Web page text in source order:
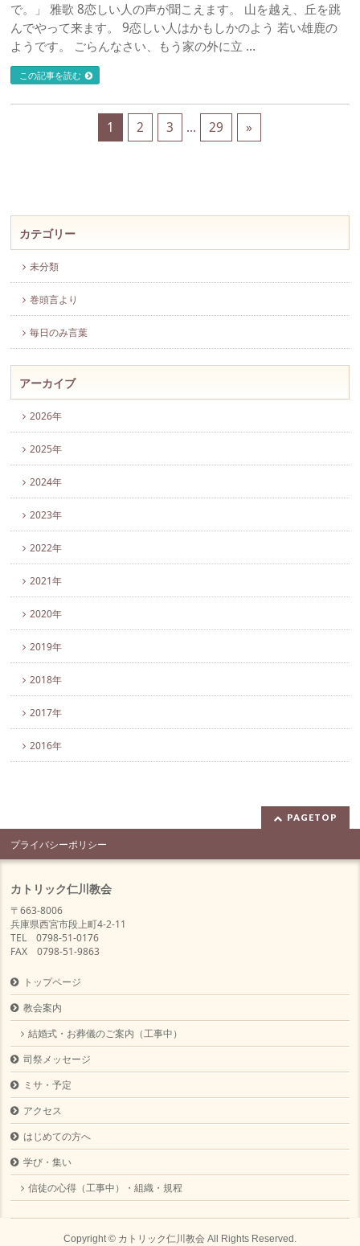
で。」 雅歌 8恋しい人の声が聞こえます。 山を越え、丘を跳
んでやって来ます。 9恋しい人はかもしかのよう 若い雄鹿の
ようです。 ごらんなさい、もう家の外に立 …
この記事を読む
1 2 3 … 29 »
カテゴリー
未分類
巻頭言より
毎日のみ言葉
アーカイブ
2026年
2025年
2024年
2023年
2022年
2021年
2020年
2019年
2018年
2017年
2016年
PAGETOP
プライバシーポリシー
カトリック仁川教会
〒663-8006
兵庫県西宮市段上町4-2-11
TEL 0798-51-0176
FAX 0798-51-9863
トップページ
教会案内
結婚式・お葬儀のご案内（工事中）
司祭メッセージ
ミサ・予定
アクセス
はじめての方へ
学び・集い
信徒の心得（工事中）・組織・規程
Copyright © カトリック仁川教会All Rights Reserved.